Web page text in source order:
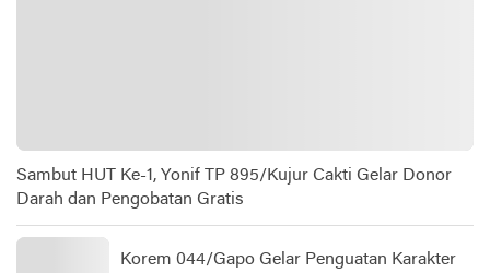
Sambut HUT Ke-1, Yonif TP 895/Kujur Cakti Gelar Donor
Darah dan Pengobatan Gratis
Korem 044/Gapo Gelar Penguatan Karakter